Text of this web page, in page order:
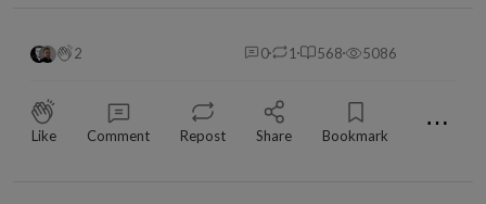
2 0 1 568 5086
Like Comment Repost Share Bookmark ⋯